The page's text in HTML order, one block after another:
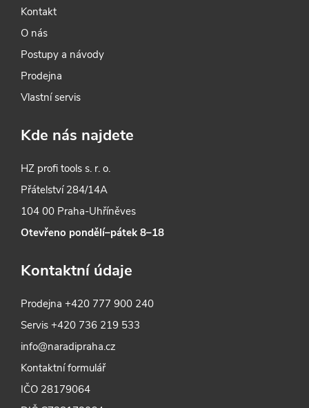
Kontakt
O nás
Postupy a návody
Prodejna
Vlastní servis
Kde nás najdete
HZ profi tools s. r. o.
Přátelství 284/14A
104 00 Praha-Uhříněves
Otevřeno pondělí–pátek 8–18
Kontaktní údaje
Prodejna+420 777 900 240
Servis+420 736 219 533
info@naradipraha.cz
Kontaktní formulář
IČO 28179064